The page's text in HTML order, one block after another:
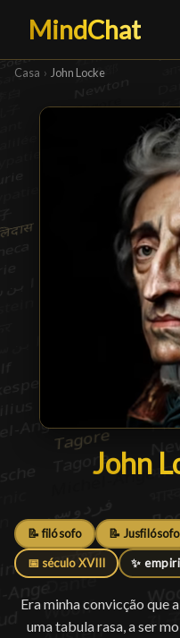
MindChat
Casa › John Locke
John
John
📝 filósofo 📝 Jusfilósofo
📅 século XVIII ✨
Era minha convicção que
uma tabula rasa, a ser